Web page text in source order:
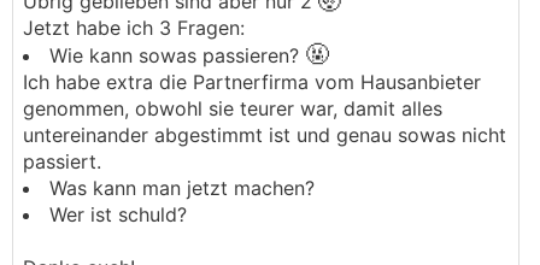
Jetzt habe ich 3 Fragen:
Wie kann sowas passieren? 🤬
Ich habe extra die Partnerfirma vom Hausanbieter
genommen, obwohl sie teurer war, damit alles
untereinander abgestimmt ist und genau sowas nicht
passiert.
Was kann man jetzt machen?
Wer ist schuld?